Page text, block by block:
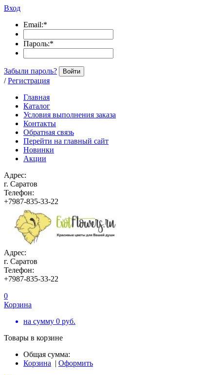
Вход
Email:*
Пароль:*
Забыли пароль? Войти
/ Регистрация
Главная
Каталог
Условия выполнения заказа
Контакты
Обратная связь
Перейти на главный сайт
Новинки
Акции
Адрес:
г. Саратов
Телефон:
+7987-835-33-22
Адрес:
г. Саратов
Телефон:
+7987-835-33-22
0
Корзина
на сумму 0 руб.
Товары в корзине
Общая сумма:
Корзина | Оформить